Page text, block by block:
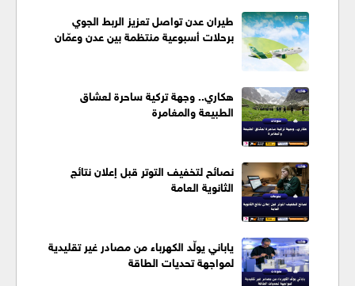
طيران عدن تواصل تعزيز الربط الجوي
برحلات أسبوعية منتظمة بين عدن وعمّان
هكاري.. وجهة تركية ساحرة لعشاق
الطبيعة والمغامرة
نصائح لتخفيف التوتر قبل إعلان نتائج
الثانوية العامة
ياباني يولّد الكهرباء من مصادر غير تقليدية
لمواجهة تحديات الطاقة